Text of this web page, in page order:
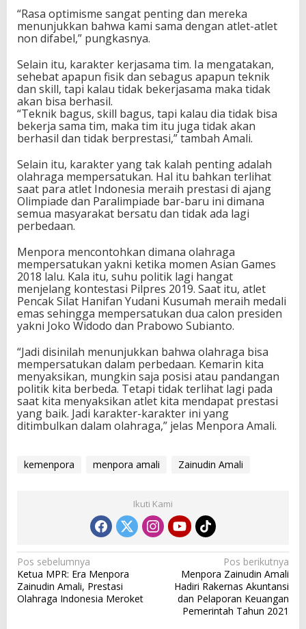
“Rasa optimisme sangat penting dan mereka
menunjukkan bahwa kami sama dengan atlet-atlet
non difabel,” pungkasnya.
Selain itu, karakter kerjasama tim. Ia mengatakan,
sehebat apapun fisik dan sebagus apapun teknik
dan skill, tapi kalau tidak bekerjasama maka tidak
akan bisa berhasil.
“Teknik bagus, skill bagus, tapi kalau dia tidak bisa
bekerja sama tim, maka tim itu juga tidak akan
berhasil dan tidak berprestasi,” tambah Amali.
Selain itu, karakter yang tak kalah penting adalah
olahraga mempersatukan. Hal itu bahkan terlihat
saat para atlet Indonesia meraih prestasi di ajang
Olimpiade dan Paralimpiade bar-baru ini dimana
semua masyarakat bersatu dan tidak ada lagi
perbedaan.
Menpora mencontohkan dimana olahraga
mempersatukan yakni ketika momen Asian Games
2018 lalu. Kala itu, suhu politik lagi hangat
menjelang kontestasi Pilpres 2019. Saat itu, atlet
Pencak Silat Hanifan Yudani Kusumah meraih medali
emas sehingga mempersatukan dua calon presiden
yakni Joko Widodo dan Prabowo Subianto.
“Jadi disinilah menunjukkan bahwa olahraga bisa
mempersatukan dalam perbedaan. Kemarin kita
menyaksikan, mungkin saja posisi atau pandangan
politik kita berbeda. Tetapi tidak terlihat lagi pada
saat kita menyaksikan atlet kita mendapat prestasi
yang baik. Jadi karakter-karakter ini yang
ditimbulkan dalam olahraga,” jelas Menpora Amali.
kemenpora menpora amali Zainudin Amali
Ikuti Kami
N
a
v
Pos sebelumnya
Ketua MPR: Era Menpora
Zainudin Amali, Prestasi
Olahraga Indonesia Meroket
Pos berikutnya
Menpora Zainudin Amali
Hadiri Rakernas Akuntansi
dan Pelaporan Keuangan
Pemerintah Tahun 2021